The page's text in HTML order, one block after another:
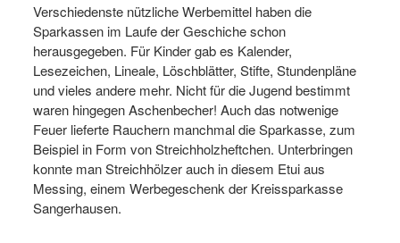
Verschiedenste nützliche Werbemittel haben die
Sparkassen im Laufe der Geschiche schon
herausgegeben. Für Kinder gab es Kalender,
Lesezeichen, Lineale, Löschblätter, Stifte, Stundenpläne
und vieles andere mehr. Nicht für die Jugend bestimmt
waren hingegen Aschenbecher! Auch das notwenige
Feuer lieferte Rauchern manchmal die Sparkasse, zum
Beispiel in Form von Streichholzheftchen. Unterbringen
konnte man Streichhölzer auch in diesem Etui aus
Messing, einem Werbegeschenk der Kreissparkasse
Sangerhausen.